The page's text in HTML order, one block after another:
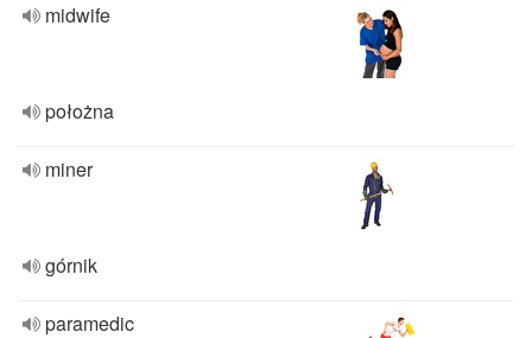
midwife
położna
miner
górnik
paramedic